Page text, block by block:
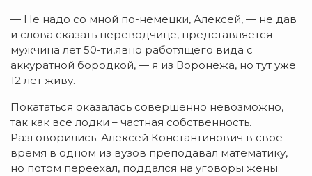
— Не надо со мной по-немецки, Алексей, — не дав
и слова сказать переводчице, представляется
мужчина лет 50-ти,явно работящего вида с
аккуратной бородкой, — я из Воронежа, но тут уже
12 лет живу.
Покататься оказалась совершенно невозможно,
так как все лодки – частная собственность.
Разговорились. Алексей Константинович в свое
время в одном из вузов преподавал математику,
но потом переехал, поддался на уговоры жены.